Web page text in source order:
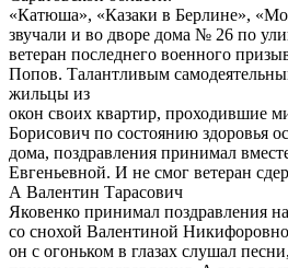
«Катюша», «Казаки в Берлине»,
звучали и во дворе дома № 26 по
ветеран последнего военного
Попов. Талантливым
жильцы из
окон своих квартир, проходившие
Борисович по состоянию здоровья
дома, поздравления принимал
Евгеньевной. И не смог ветеран
А Валентин Тарасович
Яковенко принимал поздравления
со снохой Валентиной
он с огоньком в глазах слушал